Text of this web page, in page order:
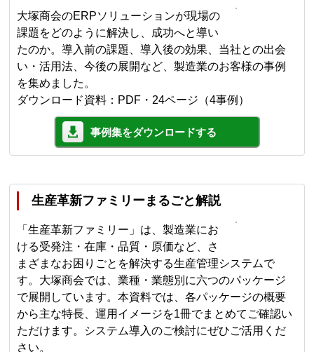
大塚商会のERPソリューションが現場の
課題をどのように解決し、成功へと導い
たのか。導入前の課題、導入後の効果、当社との出会
い・活用法、今後の展開など、製造業のお客様の事例
を集めました。
ダウンロード資料：PDF・24ページ（4事例）
事例集をダウンロードする
生産革新ファミリーまるごと解説
「生産革新ファミリー」は、製造業にお
ける受発注・在庫・品質・原価など、さ
まざまなお困りごとを解決する生産管理システムで
す。大塚商会では、業種・業態別に六つのパッケージ
で展開しています。本資料では、各パッケージの概要
から主な特長、運用イメージを1冊でまとめてご確認い
ただけます。システム導入のご検討にぜひご活用くだ
さい。